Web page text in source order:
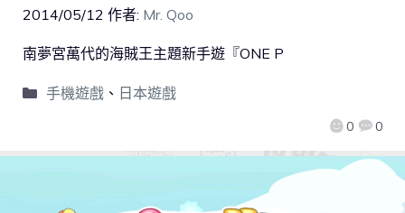
2014/05/12 作者: Mr. Qoo
0 0
南夢宮萬代的海賊王主題新手遊『ONE P
手機遊戲、 日本遊戲